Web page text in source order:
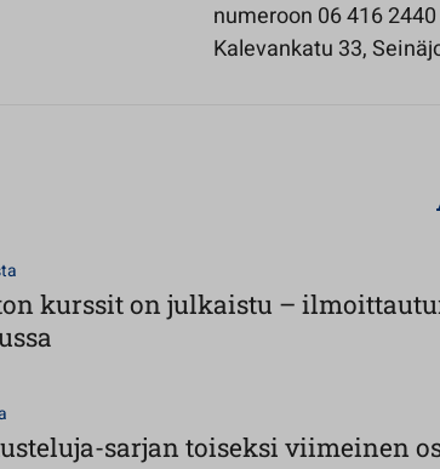
numeroon 06 416
Kalevankatu 33,
kurssit on julkaistu –
sarjan toiseksi viimeinen